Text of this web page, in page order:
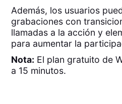
Además, los usuarios
grabaciones con
llamadas a la acción y
para aumentar la
Nota: El plan gratuito de
a 15 minutos.